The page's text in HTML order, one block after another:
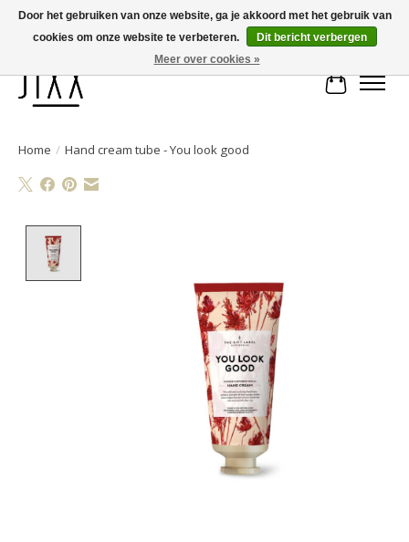
Voor 14.00 uur besteld, vandaag verstuurd | Gratis verzending vanaf € 75
Home / Hand cream tube - You look good
Door het gebruiken van onze website, ga je akkoord met het gebruik van
cookies om onze website te verbeteren.
Dit bericht verbergen
Meer over cookies »